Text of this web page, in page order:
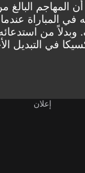
المباراة
وبدلاً من